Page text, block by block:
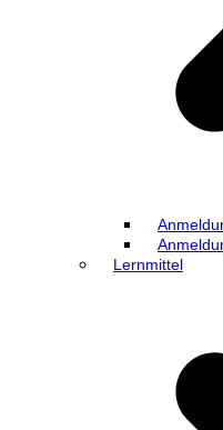
Lernmittel